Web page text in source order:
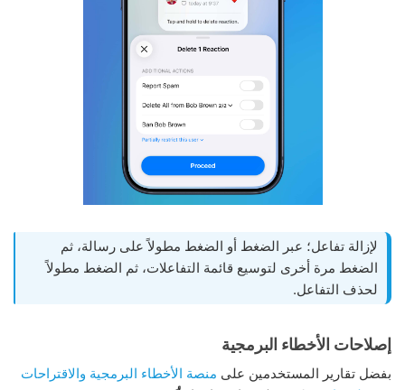
لإزالة تفاعل؛ عبر الضغط أو الضغط مطولاً على رسالة، ثم
الضغط مرة أخرى لتوسيع قائمة التفاعلات، ثم الضغط مطولاً
لحذف التفاعل.
إصلاحات الأخطاء البرمجية
بفضل تقارير المستخدمين على منصة الأخطاء البرمجية والاقتراحات